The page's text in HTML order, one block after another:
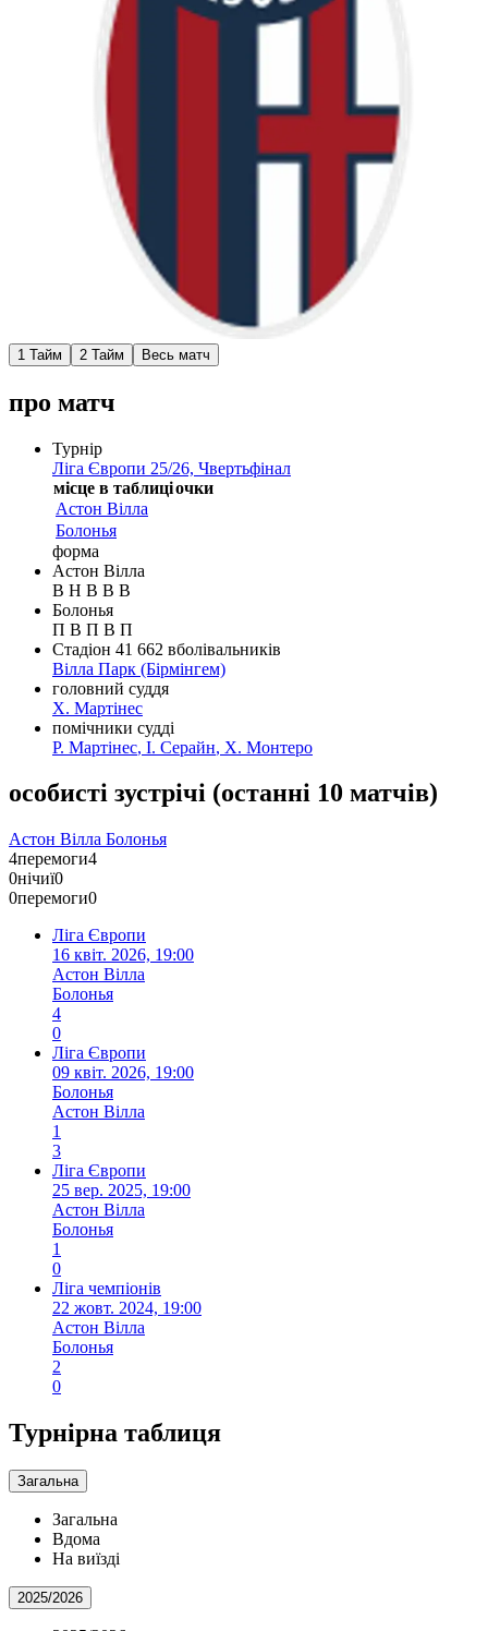
1 Тайм 2 Тайм Весь матч
про матч
Турнір
Ліга Європи 25/26, Чвертьфінал
місце в таблиціочки
Астон Вілла
Болонья
форма
Астон Вілла
В Н В В В
Болонья
П В П В П
Стадіон 41 662 вболівальників
Вілла Парк (Бірмінгем)
головний суддя
Х. Мартінес
помічники судді
Р. Мартінес, І. Серайн, Х. Монтеро
особисті зустрічі (останні 10 матчів)
Астон Вілла Болонья
4перемоги4
0нічиї0
0перемоги0
Ліга Європи
16 квіт. 2026, 19:00
Астон Вілла
Болонья
4
0
Ліга Європи
09 квіт. 2026, 19:00
Болонья
Астон Вілла
1
3
Ліга Європи
25 вер. 2025, 19:00
Астон Вілла
Болонья
1
0
Ліга чемпіонів
22 жовт. 2024, 19:00
Астон Вілла
Болонья
2
0
Турнірна таблиця
Загальна
Загальна
Вдома
На виїзді
2025/2026